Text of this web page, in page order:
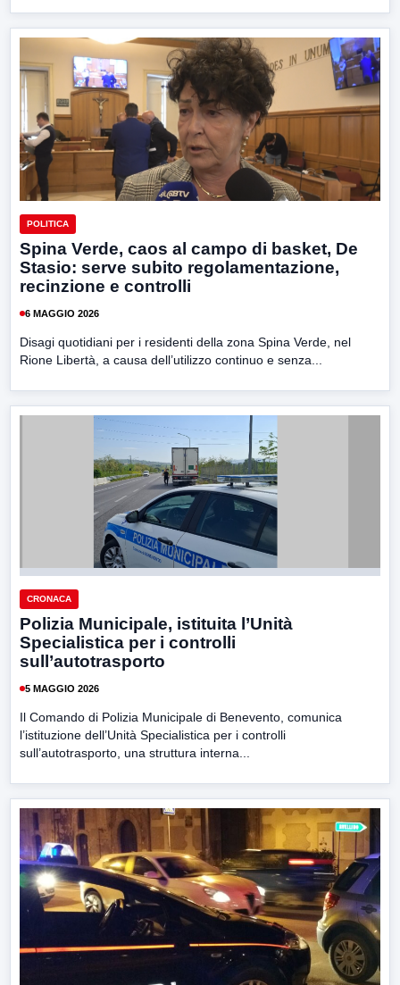
POLITICA
Spina Verde, caos al campo di basket, De
Stasio: serve subito regolamentazione,
recinzione e controlli
6 MAGGIO 2026
Disagi quotidiani per i residenti della zona Spina Verde, nel
Rione Libertà, a causa dell’utilizzo continuo e senza...
CRONACA
Polizia Municipale, istituita l’Unità
Specialistica per i controlli
sull’autotrasporto
5 MAGGIO 2026
Il Comando di Polizia Municipale di Benevento, comunica
l’istituzione dell’Unità Specialistica per i controlli
sull’autotrasporto, una struttura interna...